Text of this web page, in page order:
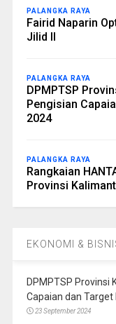
PALANGKA RAYA
Fairid Naparin
Jilid II
PALANGKA RAYA
DPMPTSP
Pengisian
2024
PALANGKA RAYA
Rangkaian
Provinsi
EKONOMI &
DPMPTSP Provinsi
Capaian dan
23 September 2024